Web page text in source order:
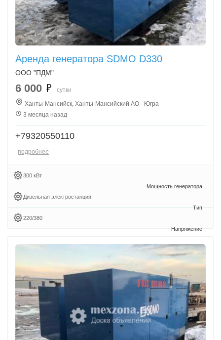
Аренда генератора SDMO D330
ООО "ПДМ"
6 000
сутки
Ханты-Мансийск, Ханты-Мансийский АО - Югра
3 месяца назад
+79320550110
подробнее
300 кВт
Дизельная электростанция
220/380